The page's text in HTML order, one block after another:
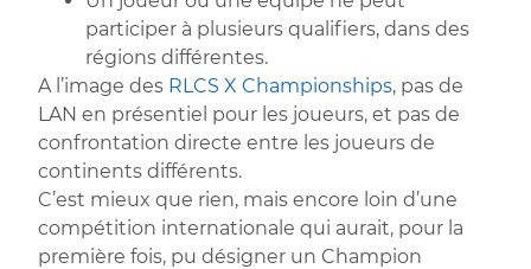
participer à plusieurs qualifiers, dans des
régions différentes.
A l’image des RLCS X Championships, pas de
LAN en présentiel pour les joueurs, et pas de
confrontation directe entre les joueurs de
continents différents.
C’est mieux que rien, mais encore loin d’une
compétition internationale qui aurait, pour la
première fois, pu désigner un Champion